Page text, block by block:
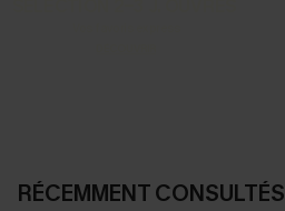
RÉCEMMENT CONSULTÉS